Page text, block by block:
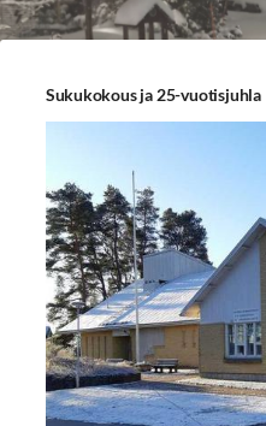
Sukukokous ja 25-vuotisjuhla